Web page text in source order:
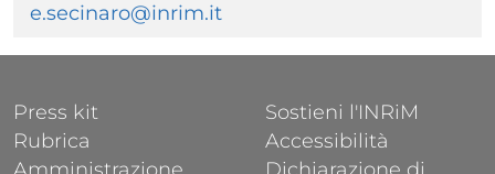
e.secinaro@inrim.it
FOOTER 1
Press kit
Rubrica
FOOTER 2
Sostieni l'INRiM
Accessibilità